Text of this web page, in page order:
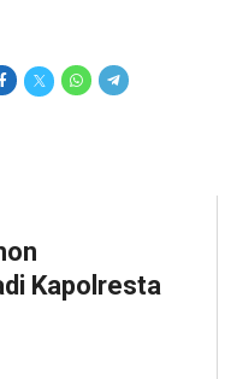
Kapolresta